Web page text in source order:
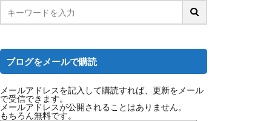
ブログをメールで購読
メールアドレスを記入して購読すれば、更新をメール
で受信できます。
メールアドレスが公開されることはありません。
もちろん無料です。